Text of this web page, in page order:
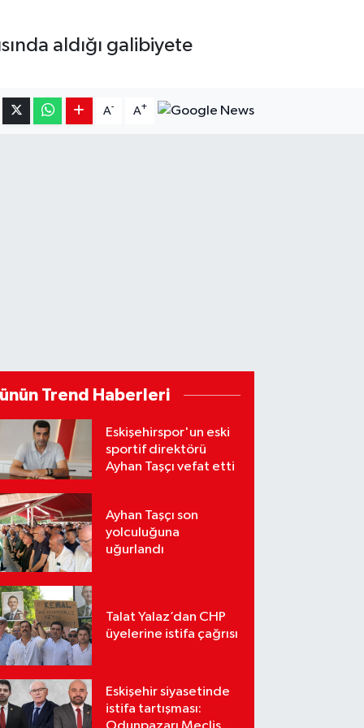
aldığı galibiyete
A- A+
Trend Haberleri
Eskişehirspor'un eski
sportif direktörü
Ayhan Taşçı vefat etti
Ayhan Taşçı son
yolculuğuna
uğurlandı
Talat Yalaz’dan CHP
üyelerine istifa çağrısı
Eskişehir siyasetinde
istifa tartışması: